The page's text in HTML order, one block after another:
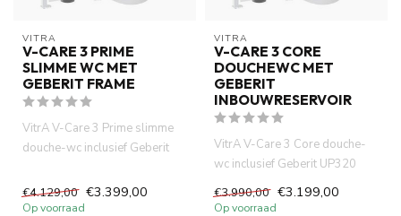
VITRA
V-CARE 3 PRIME
SLIMME WC MET
GEBERIT FRAME
VitrA V-Care 3 Prime slimme
douche-wc inclusief Geberit
€4.129,00 €3.399,00
Op voorraad
VITRA
V-CARE 3 CORE
DOUCHEWC MET
GEBERIT
INBOUWRESERVOIR
VitrA V-Care 3 Core douche-
wc inclusief Geberit UP320
inbouwreservoir. Kies voor...
€3.990,00 €3.199,00
Op voorraad